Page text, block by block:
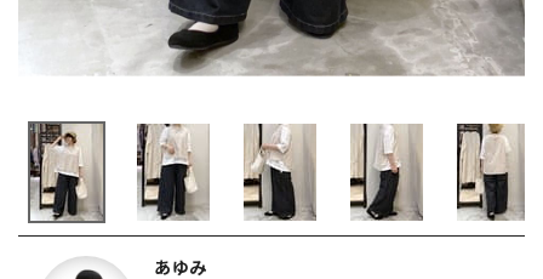
あゆみ